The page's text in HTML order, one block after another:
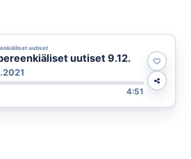
uutiset
uutiset 9.12.
4:51